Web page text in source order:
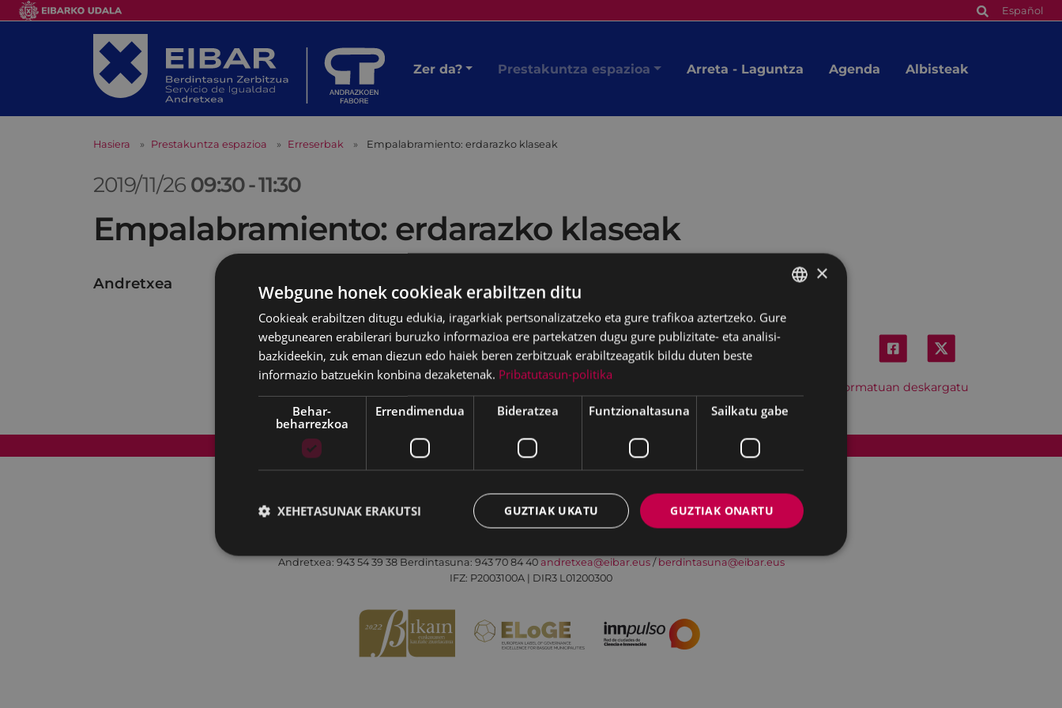
Español
Zer da? Prestakuntza espazioa Arreta - Laguntza Agenda Albisteak
Hasiera Prestakuntza espazioa Erreserbak Empalabramiento: erdarazko klaseak
2019/11/26 09:30-11:30
Empalabramiento: erdarazko klaseak
Andretxea
Hitzordu hau iCal formatuan deskargatu
Web mapa Irisgarritasuna Kontaktua Lege-oharra Cookien politika
Udalaren sare sozial guztiak
Andretxea: 943 54 39 38 Berdintasuna: 943 70 84 40 andretxea@eibar.eus/ berdintasuna@eibar.eus
IFZ: P2003100A | DIR3 L01200300
BASQUE
SPANISH
×
Webgune honek cookieak erabiltzen ditu
Cookieak erabiltzen ditugu edukia, iragarkiak pertsonalizatzeko eta gure trafikoa aztertzeko. Gure
webgunearen erabilerari buruzko informazioa ere partekatzen dugu gure publizitate- eta analisi-
bazkideekin, zuk eman diezun edo haiek beren zerbitzuak erabiltzeagatik bildu duten beste
informazio batzuekin konbina dezaketenak. Pribatutasun-politika
Behar-
beharrezkoa
Errendimendua Bideratzea Funtzionaltasuna Sailkatu gabe
GUZTIAK ONARTU
GUZTIAK UKATU
XEHETASUNAK ERAKUTSI